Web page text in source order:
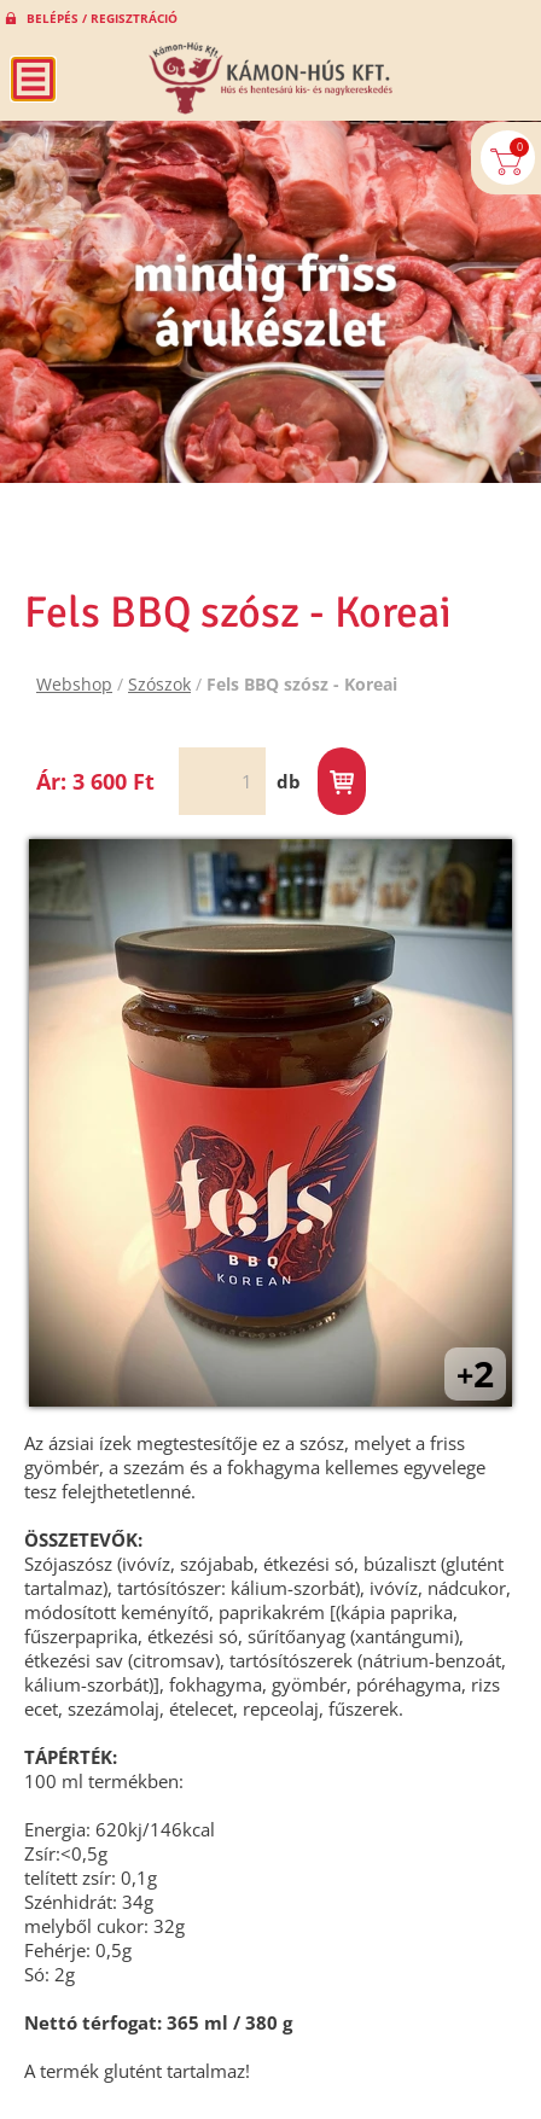
BELÉPÉS / REGISZTRÁCIÓ
0
Fels BBQ szósz - Koreai
Webshop / Szószok / Fels BBQ szósz - Koreai
Ár: 3 600 Ft db
Az ázsiai ízek megtestesítője ez a szósz, melyet a friss
gyömbér, a szezám és a fokhagyma kellemes egyvelege
tesz felejthetetlenné.
ÖSSZETEVŐK:
Szójaszósz (ivóvíz, szójabab, étkezési só, búzaliszt (glutént
tartalmaz), tartósítószer: kálium-szorbát), ivóvíz, nádcukor,
módosított keményítő, paprikakrém [(kápia paprika,
fűszerpaprika, étkezési só, sűrítőanyag (xantángumi),
étkezési sav (citromsav), tartósítószerek (nátrium-benzoát,
kálium-szorbát)], fokhagyma, gyömbér, póréhagyma, rizs
ecet, szezámolaj, ételecet, repceolaj, fűszerek.
TÁPÉRTÉK:
100 ml termékben:
Energia: 620kj/146kcal
Zsír:<0,5g
telített zsír: 0,1g
Szénhidrát: 34g
melyből cukor: 32g
Fehérje: 0,5g
Só: 2g
Nettó térfogat: 365 ml / 380 g
A termék glutént tartalmaz!
+2